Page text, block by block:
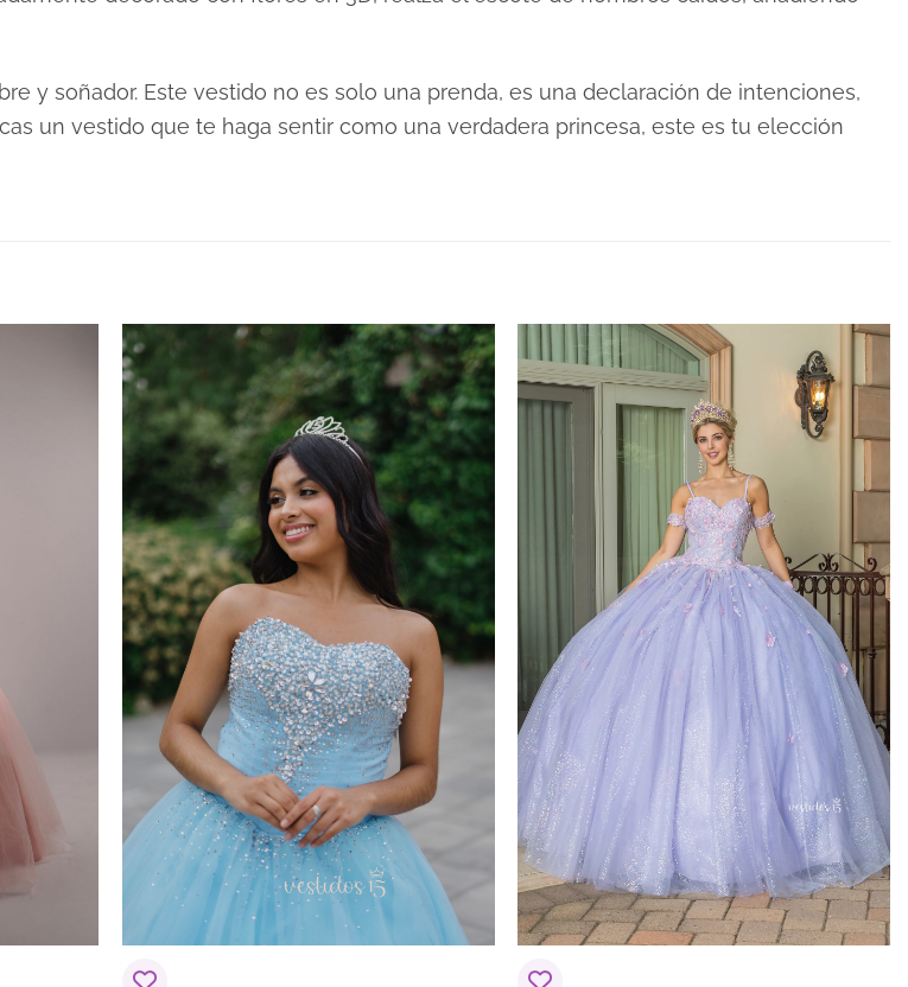
y soñador. Este vestido no es solo una prenda, es una declaración de intenciones,
un vestido que te haga sentir como una verdadera princesa, este es tu elección
Plazo de Entrega: 120 días